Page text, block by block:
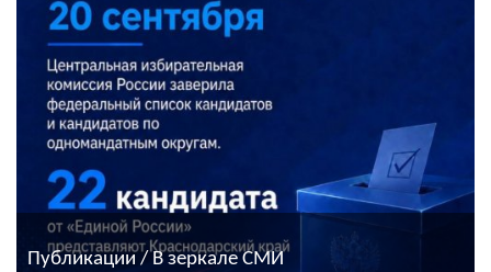
Публикации / В зеркале СМИ